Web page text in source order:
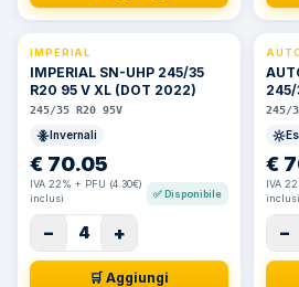
IMPERIAL
IMPERIAL SN-UHP 245/35
R20 95 V XL (DOT 2022)
245/35 R20 95V
Invernali
€ 70.05
IVA 22% + PFU (4.30€)
inclusi
✅Disponibile
− 4 +
🛒 Aggiungi
245/
245/
€
IVA
inclusi
−